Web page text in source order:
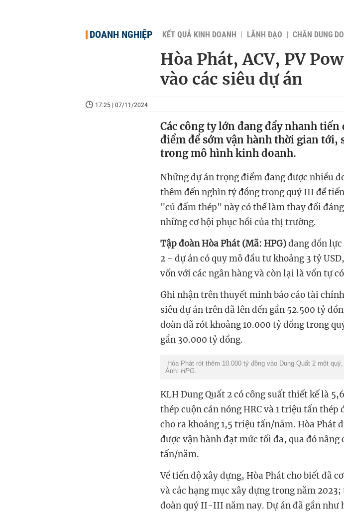
DOANH NGHIỆP KẾT QUẢ KINH DOANH LÃNH ĐẠO CHÂN DUNG
Hòa Phát, ACV, PV
vào các siêu dự án
17:25 | 07/11/2024
Các công ty lớn đang đẩy nhanh
điểm để sớm vận hành thời gian tới,
trong mô hình kinh doanh.
Những dự án trọng điểm đang được nhiều
thêm đến nghìn tỷ đồng trong quý III để
"cú đấm thép" này có thể làm thay đổi
những cơ hội phục hồi của thị trường.
Tập đoàn Hòa Phát (Mã: HPG)đang dồn
2 - dự án có quy mô đầu tư khoảng 3 tỷ
vốn với các ngân hàng và còn lại là vốn tự
Ghi nhận trên thuyết minh báo cáo tài
siêu dự án trên đã lên đến gần 52.500 tỷ
đoàn đã rót khoảng 10.000 tỷ đồng trong
gần 30.000 tỷ đồng.
Hòa Phát rót thêm 10.000 tỷ đồng vào Dung Quất 2 một
Ảnh: HPG.
KLH Dung Quất 2 có công suất thiết kế là
thép cuộn cán nóng HRC và 1 triệu tấn
cho ra khoảng 1,5 triệu tấn/năm. Hòa Phát
được vận hành đạt mức tối đa, qua đó
tấn/năm.
Về tiến độ xây dựng, Hòa Phát cho biết đã
và các hạng mục xây dựng trong năm
đoàn quý II-III năm nay. Dự án đã gần như